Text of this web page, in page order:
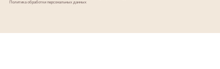
Политика обработки персональных данных